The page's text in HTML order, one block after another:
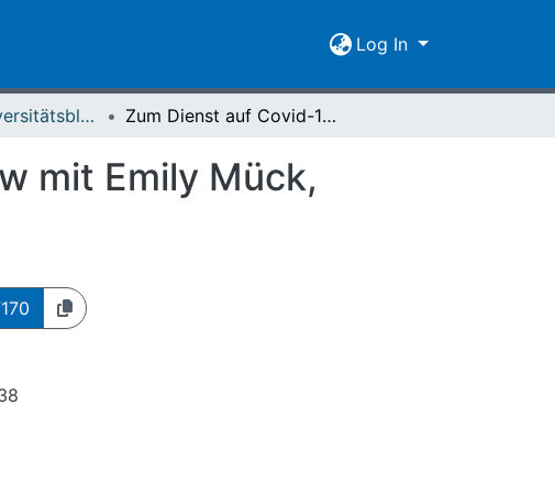
Log In
Giessener Universitätsblätter 55 (2022) Zum Dienst auf Covid-19-Stationen : Interview mit Emily Mück, Studentin der Medizin an der JLU Gießen
mit Emily Mück,